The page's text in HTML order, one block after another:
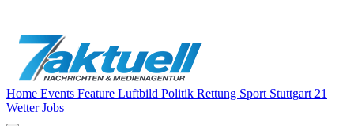
Home Events Feature Luftbild Politik Rettung Sport Stuttgart 21
WetterJobs